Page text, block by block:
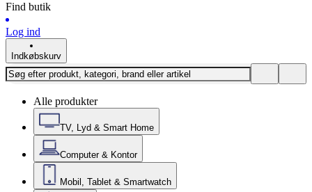
Find butik
Log ind
Indkøbskurv
Alle produkter
TV, Lyd & Smart Home
Computer & Kontor
Mobil, Tablet & Smartwatch